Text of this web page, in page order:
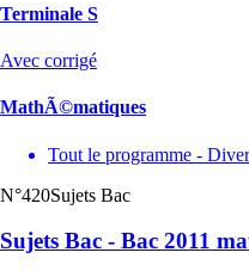
Terminale S
Avec corrigé
MathÃ©matiques
Tout le programme -
N°420Sujets Bac
Sujets Bac - Bac 2011